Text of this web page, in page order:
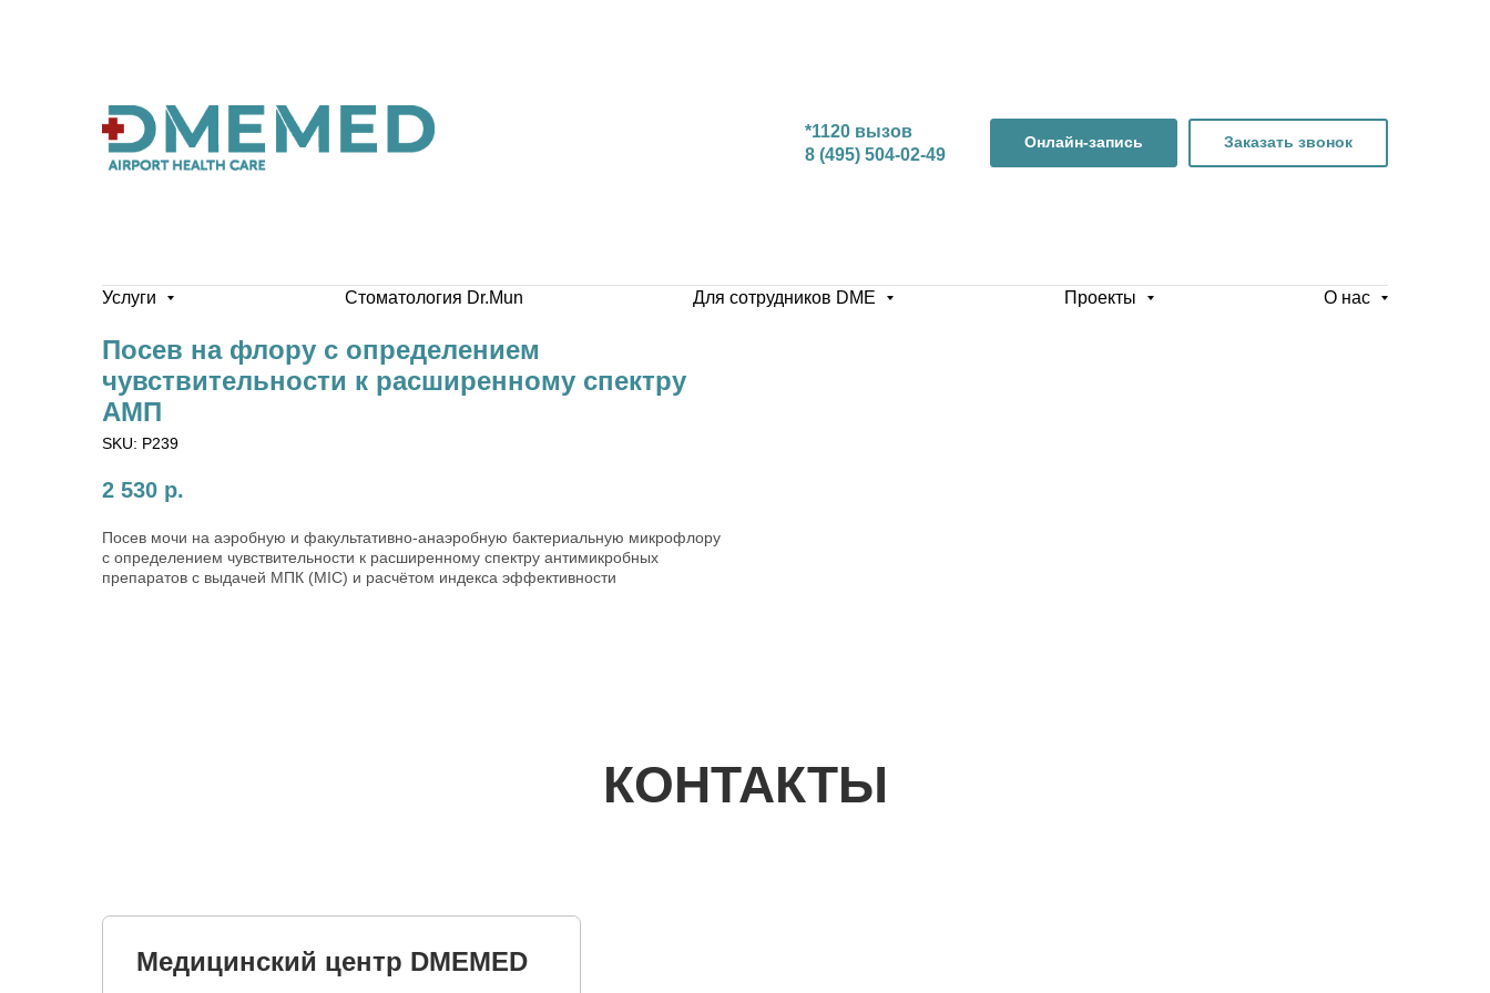
*1120 вызов
8 (495) 504-02-49
Онлайн-запись Заказать звонок
Услуги Стоматология Dr.Mun Для сотрудников DME Проекты О нас
Посев на флору с определением
чувствительности к расширенному спектру
АМП
SKU: P239
2 530 р.
Посев мочи на аэробную и факультативно-анаэробную бактериальную микрофлору
с определением чувствительности к расширенному спектру антимикробных
препаратов с выдачей МПК (MIC) и расчётом индекса эффективности
КОНТАКТЫ
Медицинский центр DMEMED